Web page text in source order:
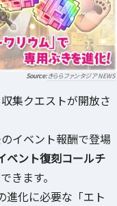
きららファンタジア NEWS
集クエストが開放さ
イベント報酬で登場
ベント復刻コールチ
きます。
化に必要な「エト